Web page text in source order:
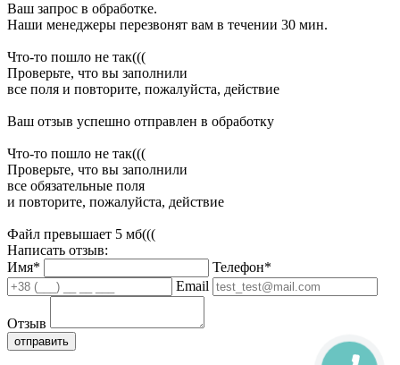
Ваш запрос в обработке.
Наши менеджеры перезвонят вам в течении 30 мин.
Что-то пошло не так(((
Проверьте, что вы заполнили
все поля и повторите, пожалуйста, действие
Ваш отзыв успешно отправлен в обработку
Что-то пошло не так(((
Проверьте, что вы заполнили
все обязательные поля
и повторите, пожалуйста, действие
Файл превышает 5 мб(((
Написать отзыв:
Имя*
Телефон*
Email
Отзыв
отправить